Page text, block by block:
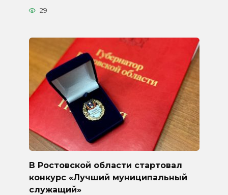
29
В Ростовской области стартовал
конкурс «Лучший муниципальный
служащий»